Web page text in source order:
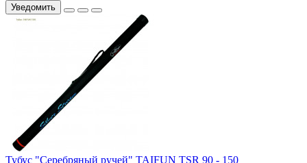
Уведомить
Тубус "Серебряный ручей" TAIFUN TSR 90 - 150